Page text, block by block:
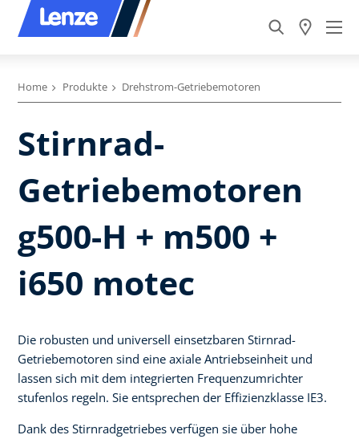
Home Produkte Drehstrom-Getriebemotoren
Stirnrad-
Getriebemotoren
g500-H + m500 +
i650 motec
Die robusten und universell einsetzbaren Stirnrad-
Getriebemotoren sind eine axiale Antriebseinheit und
lassen sich mit dem integrierten Frequenzumrichter
stufenlos regeln. Sie entsprechen der Effizienzklasse IE3.
Dank des Stirnradgetriebes verfügen sie über hohe